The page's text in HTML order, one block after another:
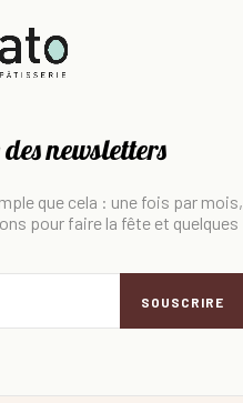
newsletters
que cela : une fois par mois,
pour faire la fête et quelques
SOUSCRIRE